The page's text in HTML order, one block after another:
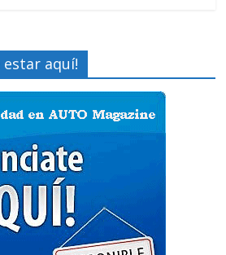
estar aquí!